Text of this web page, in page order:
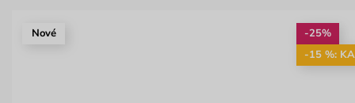
Nové
-25%
-15 %: